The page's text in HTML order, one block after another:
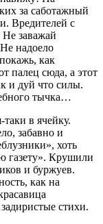
за саботажный
Вредителей с
заважай
надоело
как
палец сюда, а этот
и дуй что силы.
тычка…
в ячейку.
забавно и
хоть
газету». Крушили
и буржуев.
как на
стихи.